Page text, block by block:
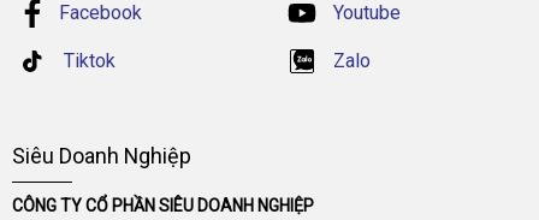
Facebook Youtube
Tiktok Zalo
Siêu Doanh Nghiệp
CÔNG TY CỔ PHẦN SIÊU DOANH NGHIỆP